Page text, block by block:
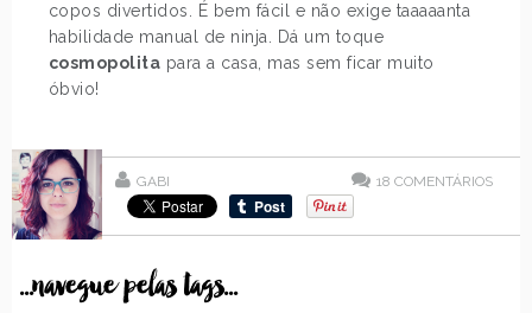
copos divertidos. É bem fácil e não exige taaaaanta
habilidade manual de ninja. Dá um toque
cosmopolita para a casa, mas sem ficar muito
óbvio!
GABI 18 COMENTÁRIOS
...navegue pelas tags...